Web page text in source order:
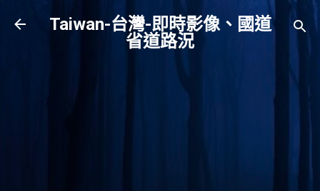
跳到主要內容
Taiwan-台灣-即時影像、國道
省道路況